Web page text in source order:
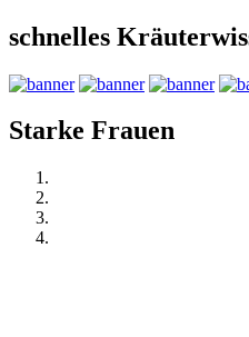
schnelles
Starke Frauen